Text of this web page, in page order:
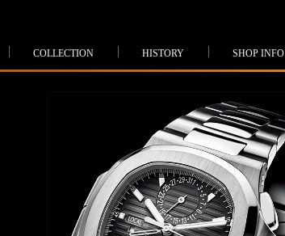
COLLECTION HISTORY SHOP INFO